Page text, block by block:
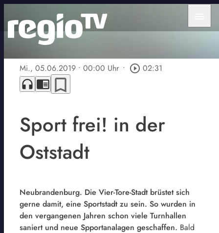
Mi., 05.06.2019 • 00:00 Uhr • play_circle_outline 02:31
headphones chrome_reader_mode bookmark_border
Sport frei! in der
Oststadt
Neubrandenburg. Die Vier-Tore-Stadt brüstet sich
gerne damit, eine Sportstadt zu sein. So wurden in
den vergangenen Jahren schon viele Turnhallen
saniert und neue Spportanalagen geschaffen. Bald